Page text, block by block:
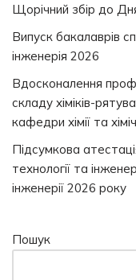
Щорічний збір до
Випуск бакалаврів
інженерія 2026
Вдосконалення
складу хіміків-
кафедри хімії та
Підсумкова
технології та
інженерії 2026 року
Пошук